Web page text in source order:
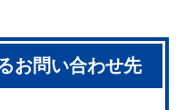
お問い合わせ先